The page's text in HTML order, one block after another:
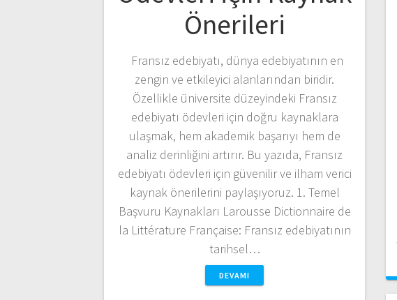
Önerileri
Fransız edebiyatı, dünya edebiyatının en
zengin ve etkileyici alanlarından biridir.
Özellikle üniversite düzeyindeki Fransız
edebiyatı ödevleri için doğru kaynaklara
ulaşmak, hem akademik başarıyı hem de
analiz derinliğini artırır. Bu yazıda, Fransız
edebiyatı ödevleri için güvenilir ve ilham verici
kaynak önerilerini paylaşıyoruz. 1. Temel
Başvuru Kaynakları Larousse Dictionnaire de
la Littérature Française: Fransız edebiyatının
tarihsel…
DEVAMI